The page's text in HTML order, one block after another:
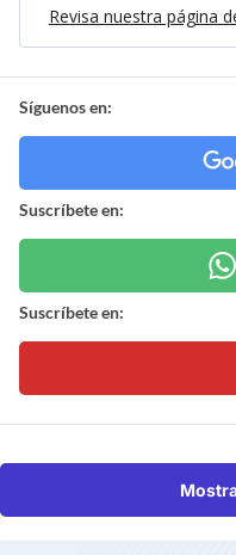
Revisa nuestra página
Síguenos en:
Suscríbete en:
Suscríbete en: